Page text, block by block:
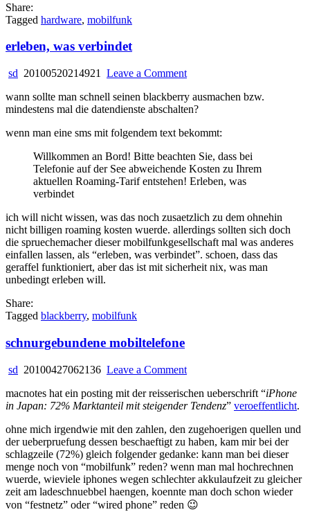
Share:
Tagged hardware, mobilfunk
erleben, was verbindet
sd 20100520214921 Leave a Commenton
was
verbindet
wann sollte man schnell seinen blackberry ausmachen bzw.
mindestens mal die datendienste abschalten?
wenn man eine sms mit folgendem text bekommt:
Willkommen an Bord! Bitte beachten Sie, dass bei
Telefonie auf der See abweichende Kosten zu Ihrem
aktuellen Roaming-Tarif entstehen! Erleben, was
verbindet
ich will nicht wissen, was das noch zusaetzlich zu dem ohnehin
nicht billigen roaming kosten wuerde. allerdings sollten sich doch
die spruechemacher dieser mobilfunkgesellschaft mal was anderes
einfallen lassen, als “erleben, was verbindet”. schoen, dass das
geraffel funktioniert, aber das ist mit sicherheit nix, was man
unbedingt erleben will.
Share:
Tagged blackberry, mobilfunk
schnurgebundene mobiltelefone
sd 20100427062136 Leave a Commenton
mobiltelefone
macnotes hat ein posting mit der reisserischen ueberschrift “iPhone
in Japan: 72% Marktanteil mit steigender Tendenz” veroeffentlicht.
ohne mich irgendwie mit den zahlen, den zugehoerigen quellen und
der ueberpruefung dessen beschaeftigt zu haben, kam mir bei der
schlagzeile (72%) gleich folgender gedanke: kann man bei dieser
menge noch von “mobilfunk” reden? wenn man mal hochrechnen
wuerde, wieviele iphones wegen schlechter akkulaufzeit zu gleicher
zeit am ladeschnuebbel haengen, koennte man doch schon wieder
von “festnetz” oder “wired phone” reden 😉